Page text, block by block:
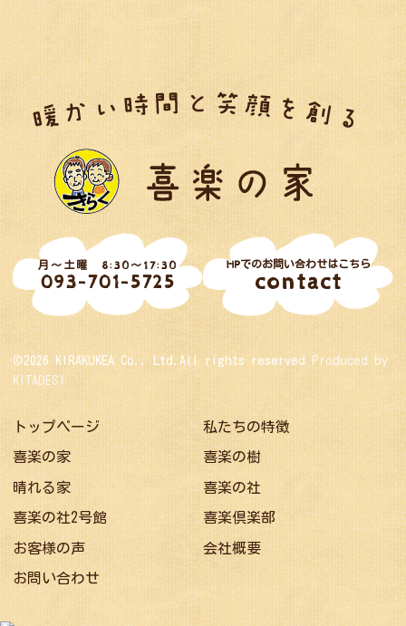
月～土曜 8:30～17:30
093-701-5725
HPでのお問い合わせはこちら
contact
©2026 KIRAKUKEA Co., Ltd.All rights reserved
Produced by
KITADESI
トップページ 私たちの特徴
喜楽の家 喜楽の樹
晴れる家 喜楽の社
喜楽の社2号館 喜楽倶楽部
お客様の声 会社概要
お問い合わせ